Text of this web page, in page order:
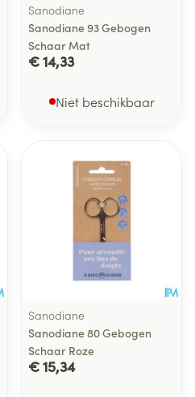
Sanodiane
Sanodiane 93 Gebogen
Schaar Mat
€ 14,33
Niet beschikbaar
Sanodiane
Sanodiane 80 Gebogen
Schaar Roze
€ 15,34